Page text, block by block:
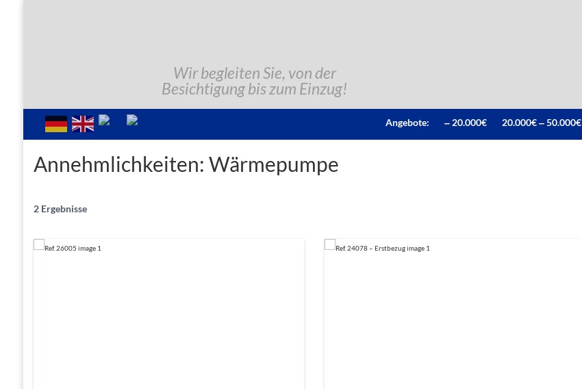
Wir begleiten Sie, von der
Besichtigung bis zum Einzug!
Angebote: ‒ 20.000€ 20.000€ ‒ 50.000€
Annehmlichkeiten: Wärmepumpe
2 Ergebnisse